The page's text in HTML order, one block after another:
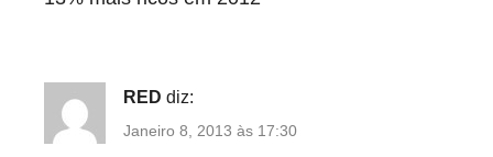
RED diz:
Janeiro 8, 2013 às 17:30